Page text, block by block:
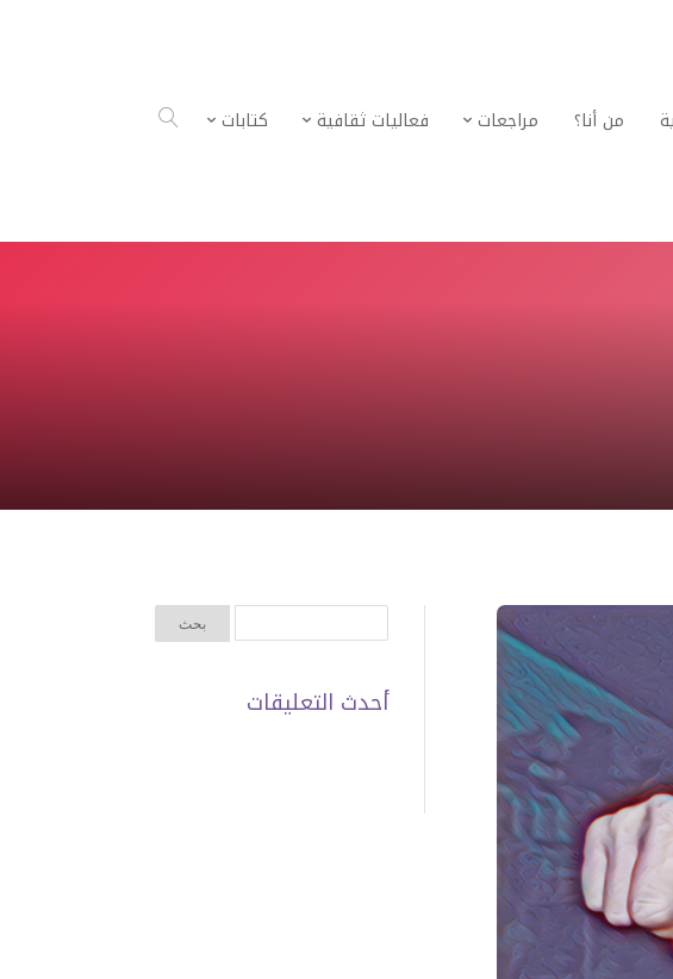
من أنا؟ مراجعات فعاليات ثقافية كتابات
أحدث التعليقات